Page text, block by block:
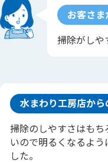
お客さ
掃除がしや
水まわり工房店か
掃除のしやすさはもち
いので明るくなるよう
した。